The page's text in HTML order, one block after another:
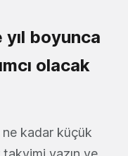
yıl boyunca
olacak
ne kadar küçük